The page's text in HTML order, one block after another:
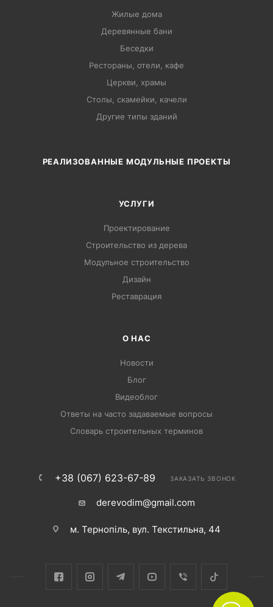
Жилые дома
Деревянные бани
Беседки
Рестораны, отели, кафе
Церкви, храмы
Столы, скамейки, качели
Другие типы зданий
РЕАЛИЗОВАННЫЕ МОДУЛЬНЫЕ ПРОЕКТЫ
УСЛУГИ
Проектирование
Строительство из дерева
Модульное строительство
Дизайн
Pеставрация
О НАС
Новости
Блог
Видеоблог
Ответы на часто задаваемые вопросы
Словарь строительных терминов
+38 (067) 623-67-89 ЗАКАЗАТЬ ЗВОНОК
derevodim@gmail.com
м. Тернопіль, вул. Текстильна, 44